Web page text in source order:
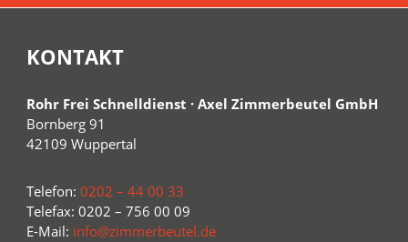
KONTAKT
Rohr Frei Schnelldienst · Axel Zimmerbeutel GmbH
Bornberg 91
42109 Wuppertal
Telefon: 0202 – 44 00 33
Telefax: 0202 – 756 00 09
E-Mail: info@zimmerbeutel.de